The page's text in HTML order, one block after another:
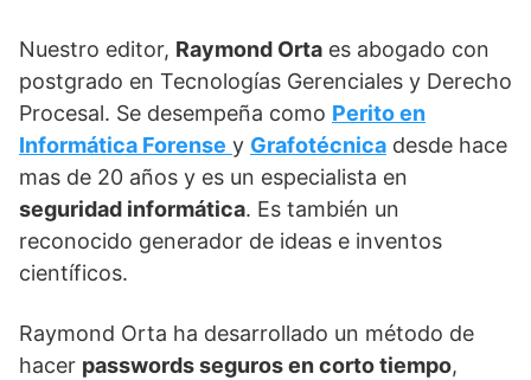
r
)
Nuestro editor, Raymond Orta es abogado con
postgrado en Tecnologías Gerenciales y Derecho
Procesal. Se desempeña como Perito en
Informática Forense y Grafotécnica desde hace
mas de 20 años y es un especialista en
seguridad informática. Es también un
reconocido generador de ideas e inventos
científicos.
Raymond Orta ha desarrollado un método de
hacer passwords seguros en corto tiempo,